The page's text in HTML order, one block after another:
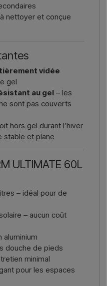
nettoyer et conçue
vidée
gel
au gel – les
sont pas couverts
hors gel durant l’hiver
stable et plane
ULTIMATE 60L
– idéal pour de
– aucun coût
aluminium
douche de pieds
minimal
pour les espaces